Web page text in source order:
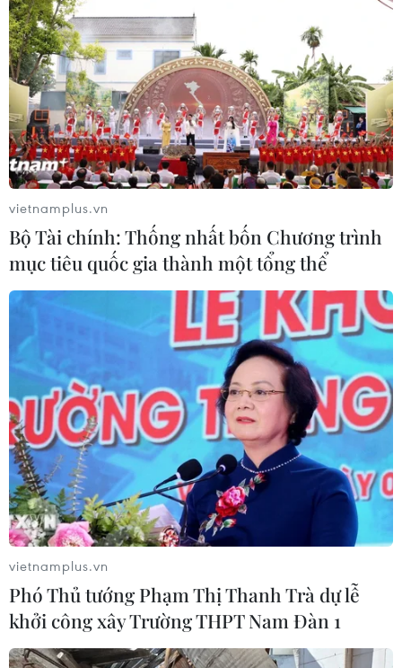
vietnamplus.vn
Bộ Tài chính: Thống nhất bốn Chương trình
mục tiêu quốc gia thành một tổng thể
vietnamplus.vn
Phó Thủ tướng Phạm Thị Thanh Trà dự lễ
khởi công xây Trường THPT Nam Đàn 1